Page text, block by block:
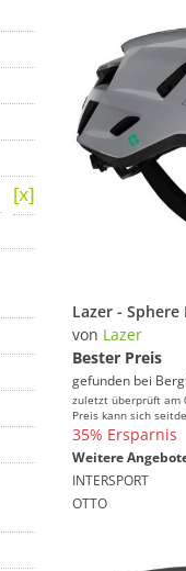
von Lazer
Bester Preis
gefunden bei
zuletzt überprüft am
Preis kann sich
35% Ersparnis
Weitere
INTERSPORT
OTTO